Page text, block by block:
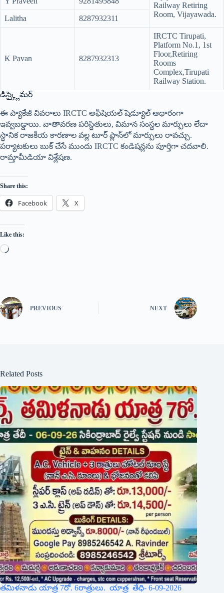
Railway Retiring
Room, Vijayawada.
Lalitha 8287932311
K Pavan 8287932313
IRCTC Tirupati,
Platform No.1, 1st
Floor,Retiring
Rooms
Complex,Tirupati
Railway Station.
డిస్క్లైమర్
ఈ ప్యాకేజీ వివరాలు IRCTC అఫీషియల్ షెడ్యూల్ ఆధారంగా
ఇవ్వబడ్డాయి. వాతావరణ పరిస్థితులు, విమాన సంస్థల మార్పులు లేదా
స్థానిక రాజకీయ కారణాల వల్ల టూర్ ప్లాన్‌లో మార్పులు రావచ్చు.
పర్యాటకులు బుక్ చేసే ముందు IRCTC కండిషన్లను పూర్తిగా చదవాలి.
రామ్తామీడియా విశ్లేషణ.
Share this:
Facebook X
Like this:
PREVIOUS NEXT
Related Posts
తమిళనాడు యాత్ర 7రో. 6రాత్రులు. యాత్ర తేధి- 6-09-2026